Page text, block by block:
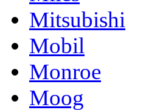
Mitsubishi
Mobil
Monroe
Moog